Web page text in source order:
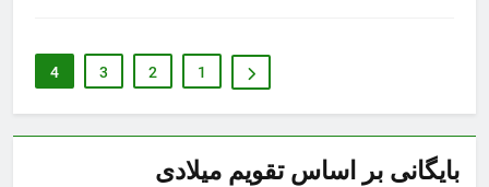
1
2
3
4
بایگانی بر اساس تقویم میلادی